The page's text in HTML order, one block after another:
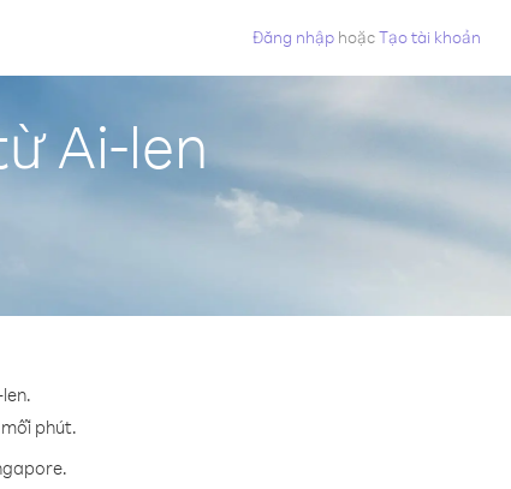
Đăng nhập hoặcTạo tài khoản
Ai-len
phút.